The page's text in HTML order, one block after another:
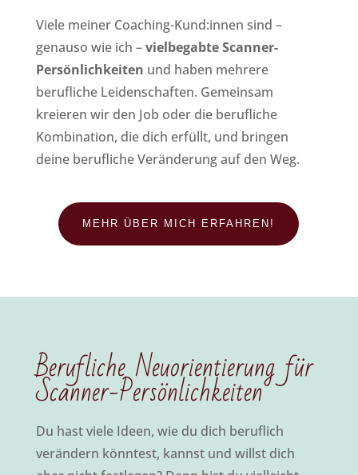
Viele meiner Coaching-Kund:innen sind –
genauso wie ich –vielbegabte Scanner-
Persönlichkeiten und haben mehrere
berufliche Leidenschaften. Gemeinsam
kreieren wir den Job oder die berufliche
Kombination, die dich erfüllt, und bringen
deine berufliche Veränderung auf den Weg.
MEHR ÜBER MICH ERFAHREN!
Berufliche Neuorientierung für
Scanner-Persönlichkeiten
Du hast viele Ideen, wie du dich beruflich
verändern könntest, kannst und willst dich